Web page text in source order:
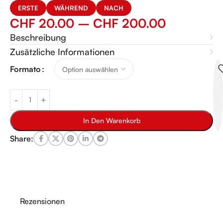
ERSTE WÄHREND NACH
CHF 20.00 – CHF 200.00
Beschreibung
Zusätzliche Informationen
Formato
In Den Warenkorb
Alternative:
Share:
Rezensionen